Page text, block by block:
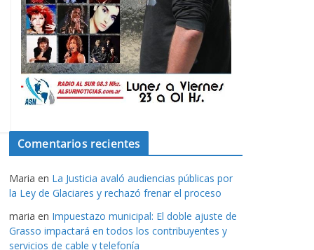
Comentarios recientes
Maria en La Justicia avaló audiencias públicas por
la Ley de Glaciares y rechazó frenar el proceso
maria en Impuestazo municipal: El doble ajuste de
Grasso impactará en todos los contribuyentes y
servicios de cable y telefonía